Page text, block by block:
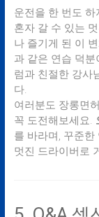
운전을 한 번도
혼자 갈 수 있는
나 즐기게 된 이
과 같은 연습 덕분
럼과 친절한 강사
다.
여러분도 장롱면
꼭 도전해보세요.
를 바라며, 꾸준
멋진 드라이버로